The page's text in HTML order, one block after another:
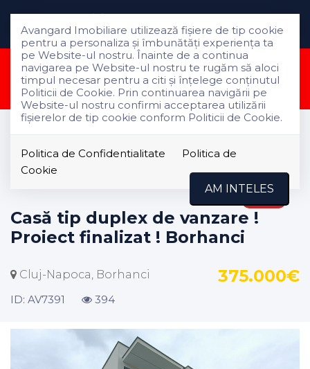
Avangard Imobiliare utilizează fişiere de tip cookie
pentru a personaliza și îmbunătăți experiența ta
pe Website-ul nostru. Înainte de a continua
navigarea pe Website-ul nostru te rugăm să aloci
timpul necesar pentru a citi și înțelege conținutul
Politicii de Cookie. Prin continuarea navigării pe
Website-ul nostru confirmi acceptarea utilizării
fişierelor de tip cookie conform Politicii de Cookie.
Politica de Confidentialitate
Politica de
Cookie
AM INTELES
Aceasta proprietate a fost
vandut!
Vanzare
Cluj-Napoca
Borhanci
Casă tip duplex de vanzare !
Proiect finalizat ! Borhanci
Cluj-Napoca, Borhanci 375.000€
ID: AV7391 394